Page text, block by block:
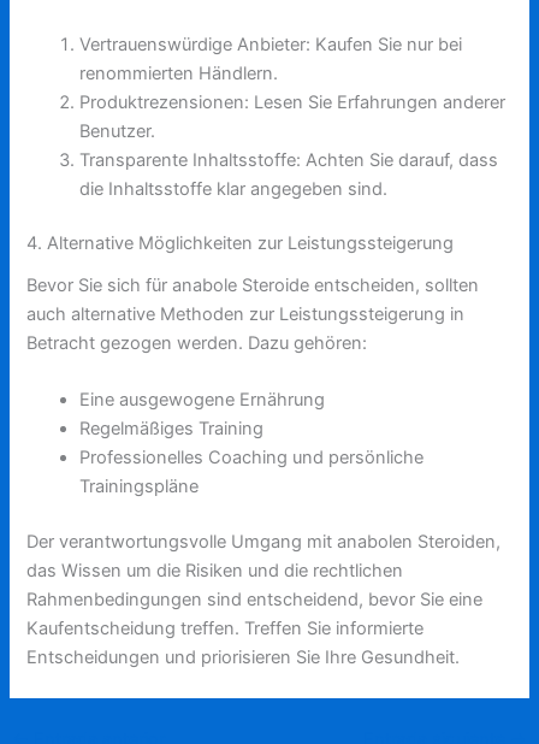
Vertrauenswürdige Anbieter: Kaufen Sie nur bei
renommierten Händlern.
Produktrezensionen: Lesen Sie Erfahrungen anderer
Benutzer.
Transparente Inhaltsstoffe: Achten Sie darauf, dass
die Inhaltsstoffe klar angegeben sind.
4. Alternative Möglichkeiten zur Leistungssteigerung
Bevor Sie sich für anabole Steroide entscheiden, sollten
auch alternative Methoden zur Leistungssteigerung in
Betracht gezogen werden. Dazu gehören:
Eine ausgewogene Ernährung
Regelmäßiges Training
Professionelles Coaching und persönliche
Trainingspläne
Der verantwortungsvolle Umgang mit anabolen Steroiden,
das Wissen um die Risiken und die rechtlichen
Rahmenbedingungen sind entscheidend, bevor Sie eine
Kaufentscheidung treffen. Treffen Sie informierte
Entscheidungen und priorisieren Sie Ihre Gesundheit.